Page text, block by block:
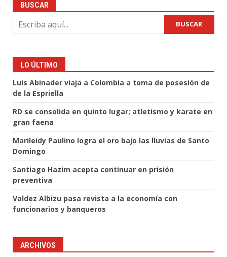
BUSCAR
BUSCAR
LO ÚLTIMO
Luis Abinader viaja a Colombia a toma de posesión de
de la Espriella
RD se consolida en quinto lugar; atletismo y karate en
gran faena
Marileidy Paulino logra el oro bajo las lluvias de Santo
Domingo
Santiago Hazim acepta continuar en prisión
preventiva
Valdez Albizu pasa revista a la economía con
funcionarios y banqueros
ARCHIVOS